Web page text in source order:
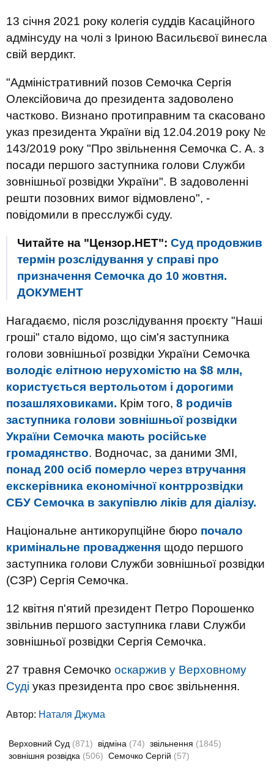
13 січня 2021 року колегія суддів Касаційного
адмінсуду на чолі з Іриною Васильєвої винесла
свій вердикт.
"Адміністративний позов Семочка Сергія
Олексійовича до президента задоволено
частково. Визнано протиправним та скасовано
указ президента України від 12.04.2019 року №
143/2019 року "Про звільнення Семочка С. А. з
посади першого заступника голови Служби
зовнішньої розвідки України". В задоволенні
решти позовних вимог відмовлено", -
повідомили в пресслужбі суду.
Читайте на "Цензор.НЕТ": Суд продовжив
термін розслідування у справі про
призначення Семочка до 10 жовтня.
ДОКУМЕНТ
Нагадаємо, після розслідування проєкту "Наші
гроші" стало відомо, що сім'я заступника
голови зовнішньої розвідки України Семочка
володіє елітною нерухомістю на $8 млн,
користується вертольотом і дорогими
позашляховиками. Крім того, 8 родичів
заступника голови зовнішньої розвідки
України Семочка мають російське
громадянство. Водночас, за даними ЗМІ,
понад 200 осіб померло через втручання
екскерівника економічної контррозвідки
СБУ Семочка в закупівлю ліків для діалізу.
Національне антикорупційне бюро почало
кримінальне провадження щодо першого
заступника голови Служби зовнішньої розвідки
(СЗР) Сергія Семочка.
12 квітня п'ятий президент Петро Порошенко
звільнив першого заступника глави Служби
зовнішньої розвідки Сергія Семочка.
27 травня Семочко оскаржив у Верховному
Суді указ президента про своє звільнення.
Автор: Наталя Джума
Верховний Суд (871) відміна (74) звільнення (1845)
зовнішня розвідка (506) Семочко Сергій (57)